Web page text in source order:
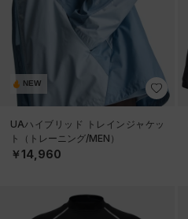
NEW
UAハイブリッド トレインジャケッ
ト（トレーニング/MEN）
￥14,960